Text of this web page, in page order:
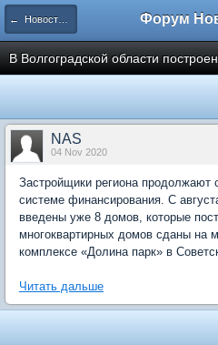
← Новости рынка недвижимости
В Волгоградской области
NAS
04 Nov 2020
Застройщики региона продолжают
системе финансирования. С
введены уже 8 домов, которые
многоквартирных домов сданы на
комплексе «Долина парк» в
Читать дальше